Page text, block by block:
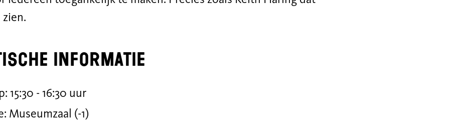
zien.
informatie
15:30 - 16:30 uur
Museumzaal (-1)